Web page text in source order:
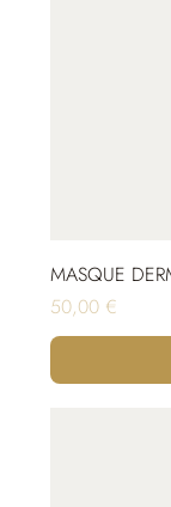
MASQUE
Preis
50,00 €